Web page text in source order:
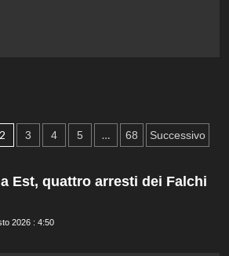
2 3 4 5 … 68 Successivo
Est, quattro arresti dei Falchi
2026 : 4:50